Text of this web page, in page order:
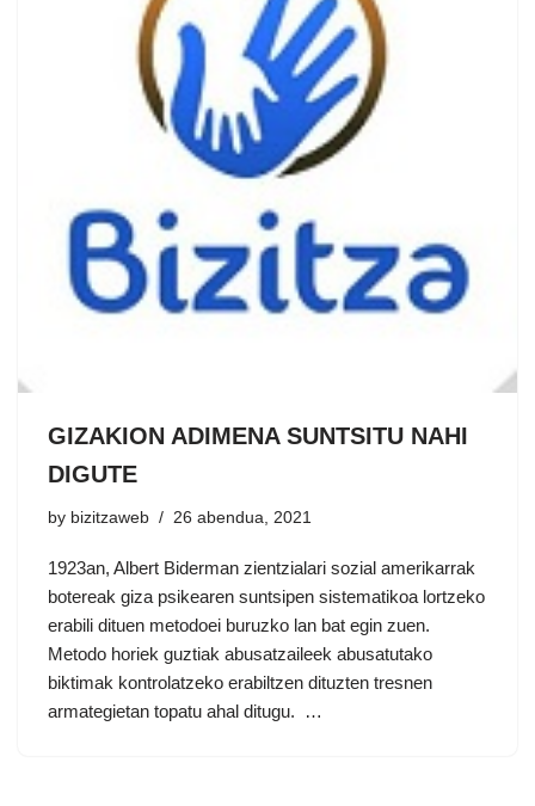
GIZAKION ADIMENA SUNTSITU NAHI
DIGUTE
by bizitzaweb 26 abendua, 2021
1923an, Albert Biderman zientzialari sozial amerikarrak
botereak giza psikearen suntsipen sistematikoa lortzeko
erabili dituen metodoei buruzko lan bat egin zuen.
Metodo horiek guztiak abusatzaileek abusatutako
biktimak kontrolatzeko erabiltzen dituzten tresnen
armategietan topatu ahal ditugu. …